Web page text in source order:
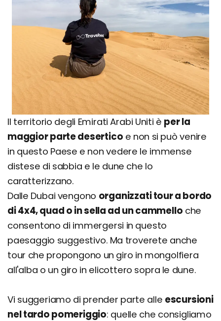
Il territorio degli Emirati Arabi Uniti è per la
maggior parte desertico e non si può venire
in questo Paese e non vedere le immense
distese di sabbia e le dune che lo
caratterizzano.
Dalle Dubai vengono organizzati tour a bordo
di 4x4, quad o in sella ad un cammello che
consentono di immergersi in questo
paesaggio suggestivo. Ma troverete anche
tour che propongono un giro in mongolfiera
all'alba o un giro in elicottero sopra le dune.
Vi suggeriamo di prender parte alle escursioni
nel tardo pomeriggio: quelle che consigliamo